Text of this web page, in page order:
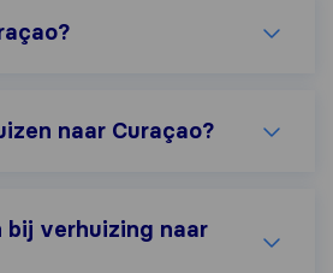
naar Curaçao?
bij verhuizing naar